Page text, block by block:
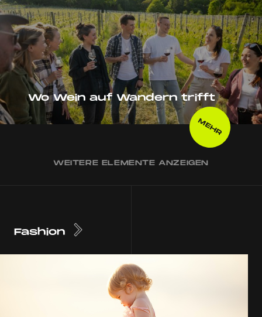
Wo Wein auf Wandern trifft
MEHR
WEITERE ELEMENTE ANZEIGEN
Fashion